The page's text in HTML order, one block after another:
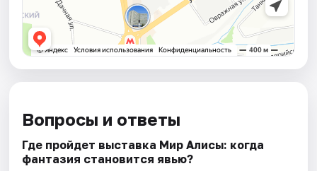
Вопросы и ответы
Где пройдет выставка Мир Алисы: когда
фантазия становится явью?